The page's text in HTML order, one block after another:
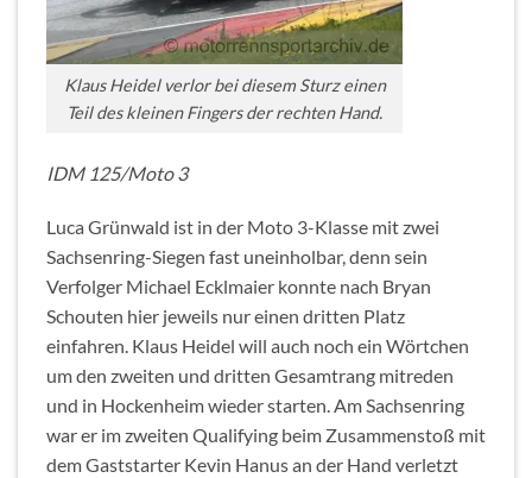
Klaus Heidel verlor bei diesem Sturz einen
Teil des kleinen Fingers der rechten Hand.
IDM 125/Moto 3
Luca Grünwald ist in der Moto 3-Klasse mit zwei
Sachsenring-Siegen fast uneinholbar, denn sein
Verfolger Michael Ecklmaier konnte nach Bryan
Schouten hier jeweils nur einen dritten Platz
einfahren. Klaus Heidel will auch noch ein Wörtchen
um den zweiten und dritten Gesamtrang mitreden
und in Hockenheim wieder starten. Am Sachsenring
war er im zweiten Qualifying beim Zusammenstoß mit
dem Gaststarter Kevin Hanus an der Hand verletzt